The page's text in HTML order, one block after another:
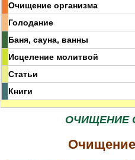
Очищение организма
Голодание
Баня, сауна, ванны
Исцеление молитвой
Статьи
Книги
ОЧИЩЕНИЕ
Очищение